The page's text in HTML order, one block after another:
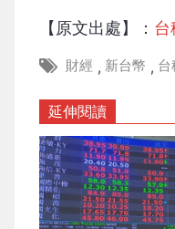
【原文出處】： 台
財經 , 新台幣 , 台
延伸閱讀